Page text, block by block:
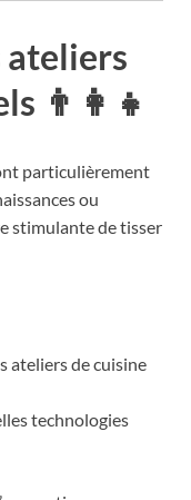
ateliers
👨‍👩‍👧
particulièrement
ou
stimulante de tisser
ateliers de cuisine
technologies